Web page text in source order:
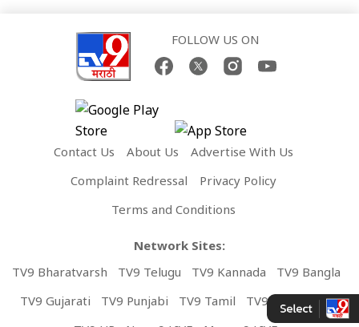
FOLLOW US ON
Contact Us About Us
Advertise With Us
Complaint Redressal
Privacy Policy
Terms and Conditions
Network Sites:
TV9 Bharatvarsh
TV9 Telugu TV9 Kannada
TV9 Bangla
TV9 Gujarati
TV9 Punjabi TV9 Tamil
TV9 Malayalam